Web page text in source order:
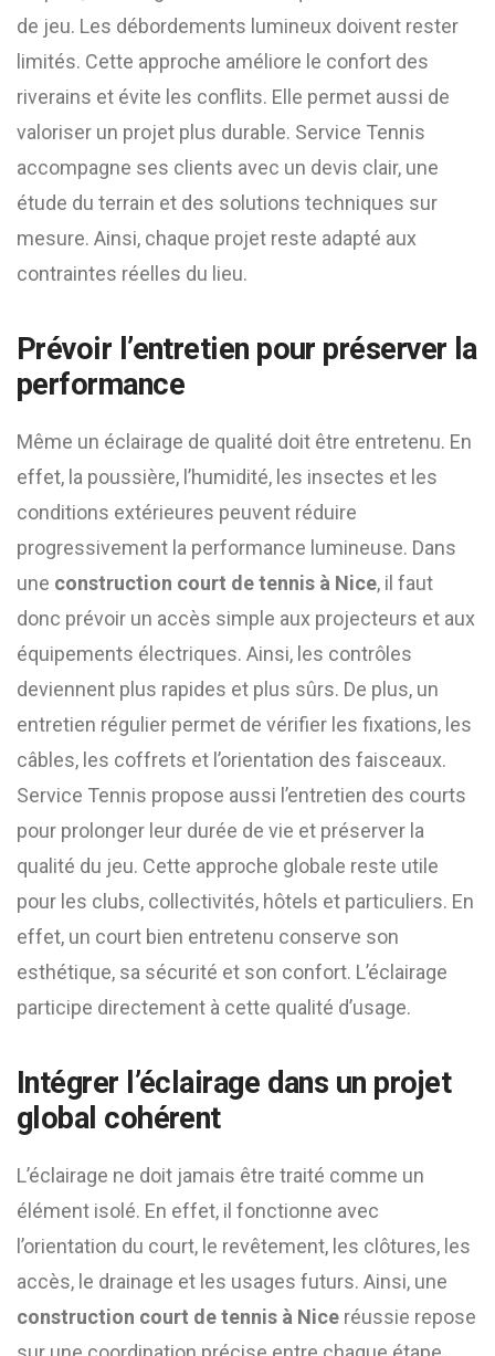
de jeu. Les débordements lumineux doivent rester
limités. Cette approche améliore le confort des
riverains et évite les conflits. Elle permet aussi de
valoriser un projet plus durable. Service Tennis
accompagne ses clients avec un devis clair, une
étude du terrain et des solutions techniques sur
mesure. Ainsi, chaque projet reste adapté aux
contraintes réelles du lieu.
Prévoir l’entretien pour préserver la
performance
Même un éclairage de qualité doit être entretenu. En
effet, la poussière, l’humidité, les insectes et les
conditions extérieures peuvent réduire
progressivement la performance lumineuse. Dans
une construction court de tennis à Nice, il faut
donc prévoir un accès simple aux projecteurs et aux
équipements électriques. Ainsi, les contrôles
deviennent plus rapides et plus sûrs. De plus, un
entretien régulier permet de vérifier les fixations, les
câbles, les coffrets et l’orientation des faisceaux.
Service Tennis propose aussi l’entretien des courts
pour prolonger leur durée de vie et préserver la
qualité du jeu. Cette approche globale reste utile
pour les clubs, collectivités, hôtels et particuliers. En
effet, un court bien entretenu conserve son
esthétique, sa sécurité et son confort. L’éclairage
participe directement à cette qualité d’usage.
Intégrer l’éclairage dans un projet
global cohérent
L’éclairage ne doit jamais être traité comme un
élément isolé. En effet, il fonctionne avec
l’orientation du court, le revêtement, les clôtures, les
accès, le drainage et les usages futurs. Ainsi, une
construction court de tennis à Nice réussie repose